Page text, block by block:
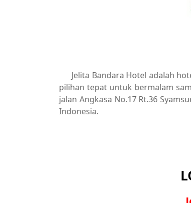
Jelita Bandara Hotel adalah
pilihan tepat untuk bermalam
jalan Angkasa No.17 Rt.36
Indonesia.